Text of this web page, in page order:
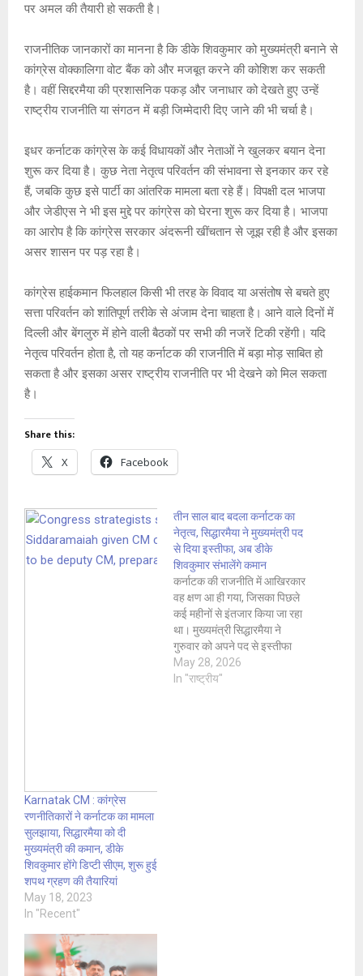
पर अमल की तैयारी हो सकती है।
राजनीतिक जानकारों का मानना है कि डीके शिवकुमार को मुख्यमंत्री बनाने से
कांग्रेस वोक्कालिगा वोट बैंक को और मजबूत करने की कोशिश कर सकती
है। वहीं सिद्दरमैया की प्रशासनिक पकड़ और जनाधार को देखते हुए उन्हें
राष्ट्रीय राजनीति या संगठन में बड़ी जिम्मेदारी दिए जाने की भी चर्चा है।
इधर कर्नाटक कांग्रेस के कई विधायकों और नेताओं ने खुलकर बयान देना
शुरू कर दिया है। कुछ नेता नेतृत्व परिवर्तन की संभावना से इनकार कर रहे
हैं, जबकि कुछ इसे पार्टी का आंतरिक मामला बता रहे हैं। विपक्षी दल भाजपा
और जेडीएस ने भी इस मुद्दे पर कांग्रेस को घेरना शुरू कर दिया है। भाजपा
का आरोप है कि कांग्रेस सरकार अंदरूनी खींचतान से जूझ रही है और इसका
असर शासन पर पड़ रहा है।
कांग्रेस हाईकमान फिलहाल किसी भी तरह के विवाद या असंतोष से बचते हुए
सत्ता परिवर्तन को शांतिपूर्ण तरीके से अंजाम देना चाहता है। आने वाले दिनों में
दिल्ली और बेंगलुरु में होने वाली बैठकों पर सभी की नजरें टिकी रहेंगी। यदि
नेतृत्व परिवर्तन होता है, तो यह कर्नाटक की राजनीति में बड़ा मोड़ साबित हो
सकता है और इसका असर राष्ट्रीय राजनीति पर भी देखने को मिल सकता
है।
Share this:
X Facebook
Karnatak CM : कांग्रेस
रणनीतिकारों ने कर्नाटक का मामला
सुलझाया, सिद्धारमैया को दी
मुख्यमंत्री की कमान, डीके
शिवकुमार होंगे डिप्टी सीएम, शुरू हुई
शपथ ग्रहण की तैयारियां
May 18, 2023
In "Recent"
तीन साल बाद बदला कर्नाटक का
नेतृत्व, सिद्धारमैया ने मुख्यमंत्री पद
से दिया इस्तीफा, अब डीके
शिवकुमार संभालेंगे कमान
कर्नाटक की राजनीति में आखिरकार
वह क्षण आ ही गया, जिसका पिछले
कई महीनों से इंतजार किया जा रहा
था। मुख्यमंत्री सिद्धारमैया ने
गुरुवार को अपने पद से इस्तीफा
देकर राज्य में नेतृत्व परिवर्तन की
अटकलों पर पूरी तरह विराम लगा
May 28, 2026
In "राष्ट्रीय"